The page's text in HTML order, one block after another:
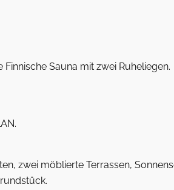
Sauna mit zwei Ruheliegen.
zwei möblierte Terrassen,